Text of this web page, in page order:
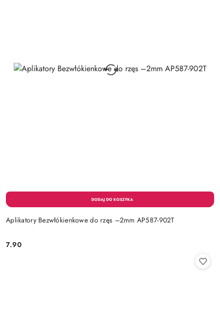
Aplikatory Bezwłókienkowe do rzęs –2mm AP587-902T
Cena:
7.90